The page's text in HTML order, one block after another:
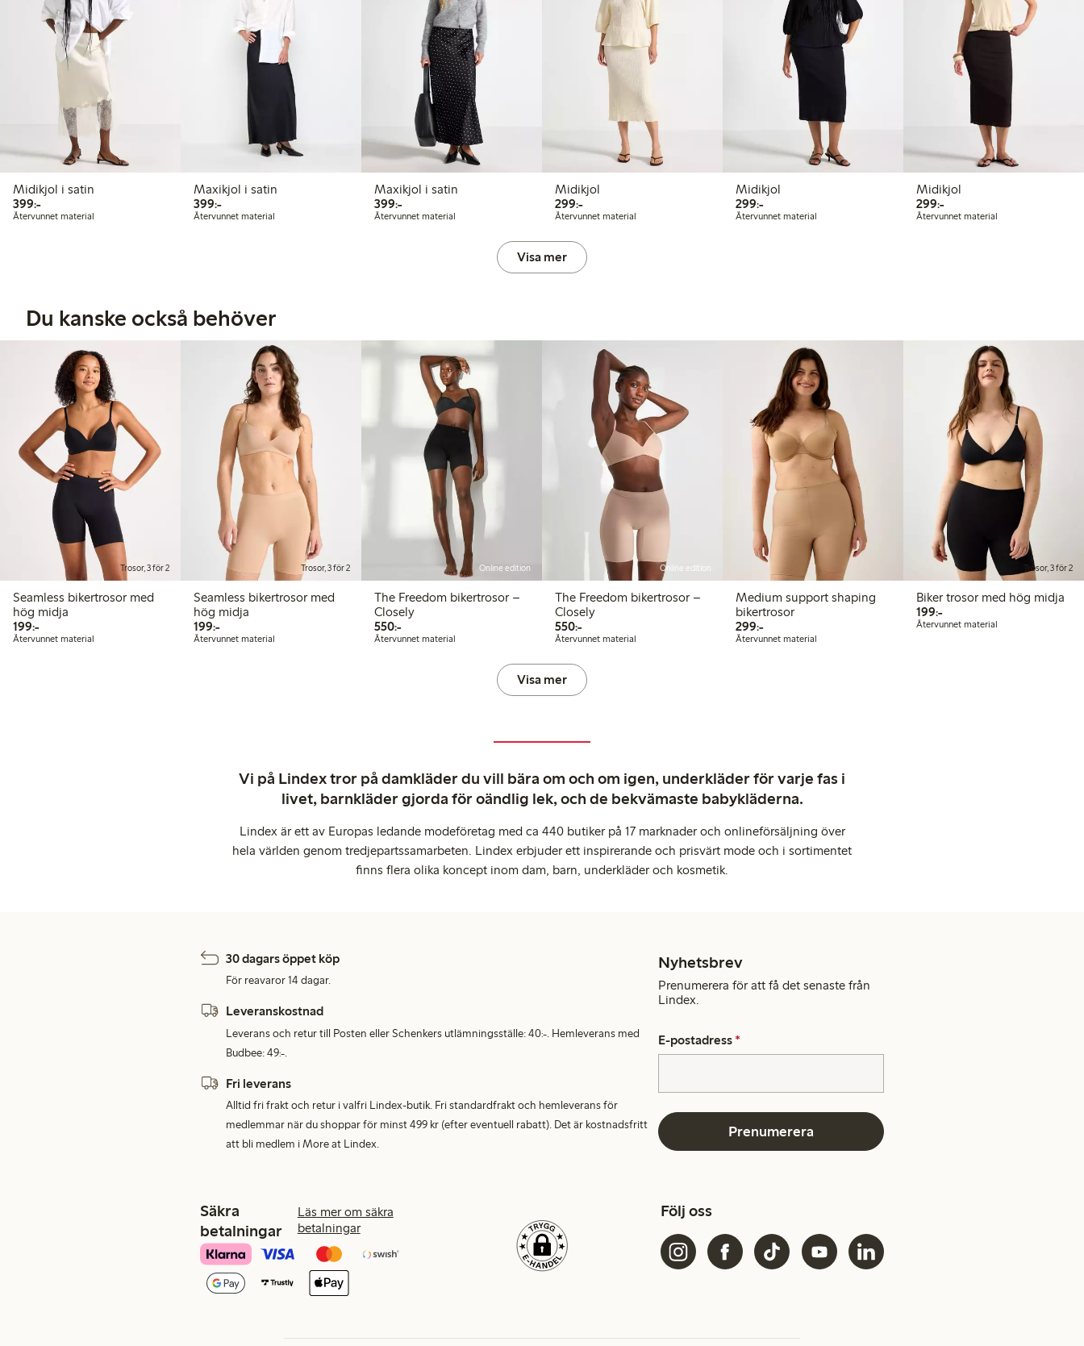
Midikjol i satin
399:-399,00 kr
Återvunnet material
Maxikjol i satin
399:-399,00 kr
Återvunnet material
Maxikjol i satin
399:-399,00 kr
Återvunnet material
Midikjol
299:-299,00 kr
Återvunnet material
Midikjol
299:-299,00 kr
Återvunnet material
Midikjol
299:-299,00 kr
Återvunnet material
Visa mer
Du kanske också behöver
Trosor, 3 för 2
Seamless bikertrosor med
hög midja
199:-199,00 kr
Återvunnet material
Trosor, 3 för 2
Seamless bikertrosor med
hög midja
199:-199,00 kr
Återvunnet material
Online edition
The Freedom bikertrosor –
Closely
550:-550,00 kr
Återvunnet material
Online edition
The Freedom bikertrosor –
Closely
550:-550,00 kr
Återvunnet material
Medium support shaping
bikertrosor
299:-299,00 kr
Återvunnet material
Trosor, 3 för 2
Biker trosor med hög midja
199:-199,00 kr
Återvunnet material
Visa mer
Vi på Lindex tror på damkläder du vill bära om och om igen, underkläder för varje fas i
livet, barnkläder gjorda för oändlig lek, och de bekvämaste babykläderna.
Lindex är ett av Europas ledande modeföretag med ca 440 butiker på 17 marknader och onlineförsäljning över
hela världen genom tredjepartssamarbeten. Lindex erbjuder ett inspirerande och prisvärt mode och i sortimentet
finns flera olika koncept inom dam, barn, underkläder och kosmetik.
30 dagars öppet köp
För reavaror 14 dagar.
Leveranskostnad
Leverans och retur till Posten eller Schenkers utlämningsställe: 40:-. Hemleverans med
Budbee: 49:-.
Fri leverans
Alltid fri frakt och retur i valfri Lindex-butik. Fri standardfrakt och hemleverans för
medlemmar när du shoppar för minst 499 kr (efter eventuell rabatt). Det är kostnadsfritt
att bli medlem i More at Lindex.
Nyhetsbrev
Prenumerera för att få det senaste från
Lindex.
E-postadress *
Prenumerera
Säkra
betalningar
Läs mer om säkra
betalningar
Följ oss